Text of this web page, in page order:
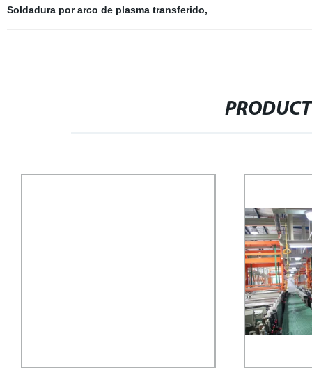
Soldadura por arco de plasma transferido,